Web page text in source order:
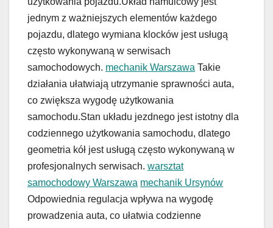
jednym z ważniejszych elementów każdego
pojazdu, dlatego wymiana klocków jest usługą
często wykonywaną w serwisach
samochodowych. mechanik Warszawa Takie
działania ułatwiają utrzymanie sprawności auta,
co zwiększa wygodę użytkowania
samochodu.Stan układu jezdnego jest istotny dla
codziennego użytkowania samochodu, dlatego
geometria kół jest usługą często wykonywaną w
profesjonalnych serwisach. warsztat
samochodowy Warszawa mechanik Ursynów
Odpowiednia regulacja wpływa na wygodę
prowadzenia auta, co ułatwia codzienne